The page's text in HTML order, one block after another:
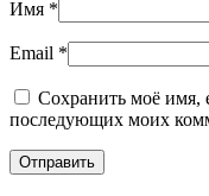
Имя *
Email *
Сохранить моё имя,
последующих моих